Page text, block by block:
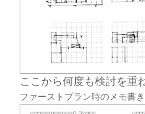
ここから何度も検討を重
ファーストプラン時のメモ書き